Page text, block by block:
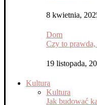
8 kwietnia,
Dom
Czy to prawda,
19 listopada,
Kultura
Kultura
Jak budować